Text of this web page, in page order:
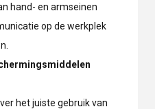
hand- en armseinen
op de werkplek
het juiste gebruik van